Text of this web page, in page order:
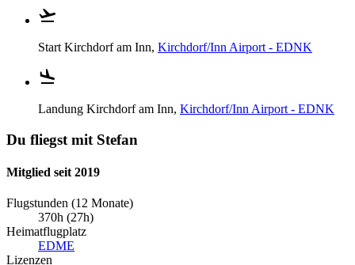
Start Kirchdorf am Inn, Kirchdorf/Inn Airport - EDNK
Landung Kirchdorf am Inn, Kirchdorf/Inn Airport - EDNK
Du fliegst mit Stefan
Mitglied seit 2019
Flugstunden (12 Monate)
370h (27h)
Heimatflugplatz
EDME
Lizenzen